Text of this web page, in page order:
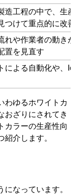
造工程の中で、生
つけて重点的に改
れや作業者の動き
置を見直す
による自動化や、
わゆるホワイトカ
おざりにされてき
カラーの生産性向
紹介します。
なっています。